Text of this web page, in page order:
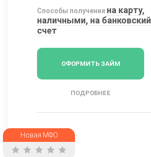
Способы получения на карту,
наличными, на банковский
счет
ОФОРМИТЬ ЗАЙМ
ПОДРОБНЕЕ
Новая МФО